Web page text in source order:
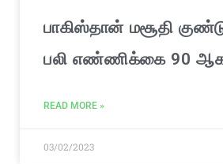
பாகிஸ்தான் மசூதி குண்டு
பலி எண்ணிக்கை 90 ஆக
READ MORE »
03/02/2023